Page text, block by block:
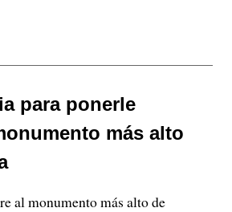
para ponerle
más alto
al monumento más alto de